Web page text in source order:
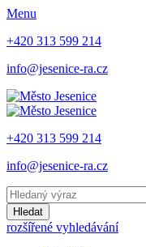
Menu
+420 313 599 214
info@jesenice-ra.cz
+420 313 599 214
info@jesenice-ra.cz
Hledat
rozšířené vyhledávání